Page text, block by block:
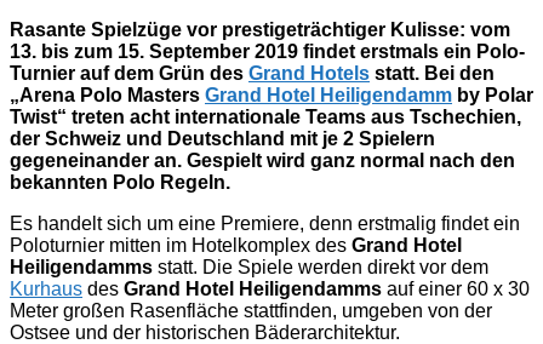
Rasante Spielzüge vor prestigeträchtiger Kulisse: vom
13. bis zum 15. September 2019 findet erstmals ein Polo-
Turnier auf dem Grün des Grand Hotels statt. Bei den
„Arena Polo Masters Grand Hotel Heiligendamm by Polar
Twist“ treten acht internationale Teams aus Tschechien,
der Schweiz und Deutschland mit je 2 Spielern
gegeneinander an. Gespielt wird ganz normal nach den
bekannten Polo Regeln.
Es handelt sich um eine Premiere, denn erstmalig findet ein
Poloturnier mitten im Hotelkomplex des Grand Hotel
Heiligendamms statt. Die Spiele werden direkt vor dem
Kurhaus des Grand Hotel Heiligendamms auf einer 60 x 30
Meter großen Rasenfläche stattfinden, umgeben von der
Ostsee und der historischen Bäderarchitektur.